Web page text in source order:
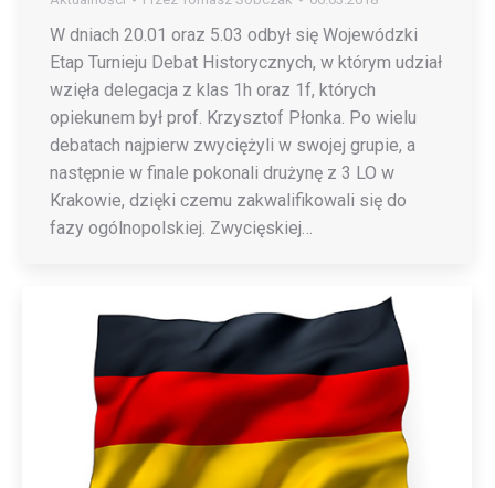
W dniach 20.01 oraz 5.03 odbył się Wojewódzki
Etap Turnieju Debat Historycznych, w którym udział
wzięła delegacja z klas 1h oraz 1f, których
opiekunem był prof. Krzysztof Płonka. Po wielu
debatach najpierw zwyciężyli w swojej grupie, a
następnie w finale pokonali drużynę z 3 LO w
Krakowie, dzięki czemu zakwalifikowali się do
fazy ogólnopolskiej. Zwycięskiej…